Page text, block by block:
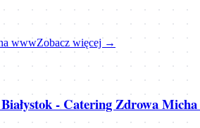
wwwZobacz więcej →
- Catering Zdrowa